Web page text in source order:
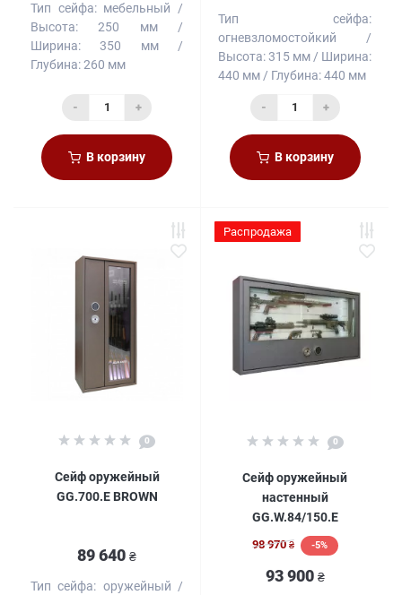
Тип сейфа: мебельный
Высота:
250 мм
Ширина:
350 мм
Глубина:260 мм
- +
В корзину
Тип сейфа:
огневзломостойкий
Высота:315 мм
Ширина:
440 мм
Глубина:440 мм
- +
В корзину
0
Сейф оружейный
GG.700.E BROWN
89 640 ₴
Тип сейфа: оружейный
Распродажа
0
Сейф оружейный
настенный
GG.W.84/150.E
98 970₴ -5%
93 900 ₴